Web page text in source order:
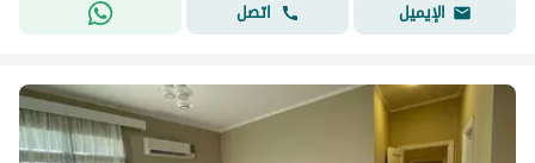
الإيميل
اتصل